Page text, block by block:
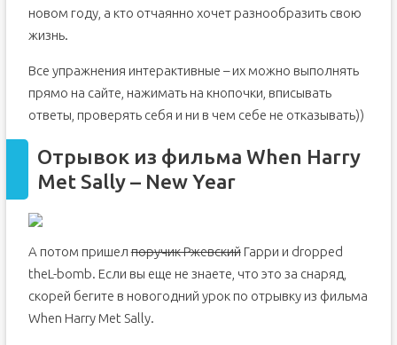
новом году, а кто отчаянно хочет разнообразить свою
жизнь.
Все упражнения интерактивные – их можно выполнять
прямо на сайте, нажимать на кнопочки, вписывать
ответы, проверять себя и ни в чем себе не отказывать))
Отрывок из фильма When Harry
Met Sally – New Year
А потом пришелпоручик РжевскийГарри и dropped
theL-bomb. Если вы еще не знаете, что это за снаряд,
скорей бегите в новогодний урок по отрывку из фильма
When Harry Met Sally.